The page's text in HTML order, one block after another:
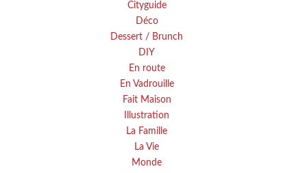
Cityguide
Déco
Dessert / Brunch
DIY
En route
En Vadrouille
Fait Maison
Illustration
La Famille
La Vie
Monde